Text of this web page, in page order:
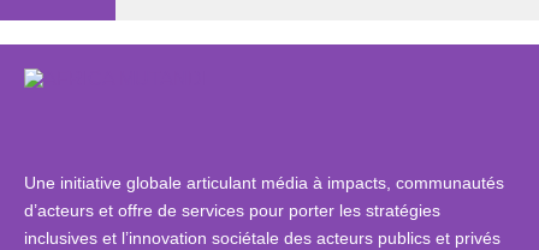
Une initiative globale articulant média à impacts, communautés
d’acteurs et offre de services pour porter les stratégies
inclusives et l’innovation sociétale des acteurs publics et privés